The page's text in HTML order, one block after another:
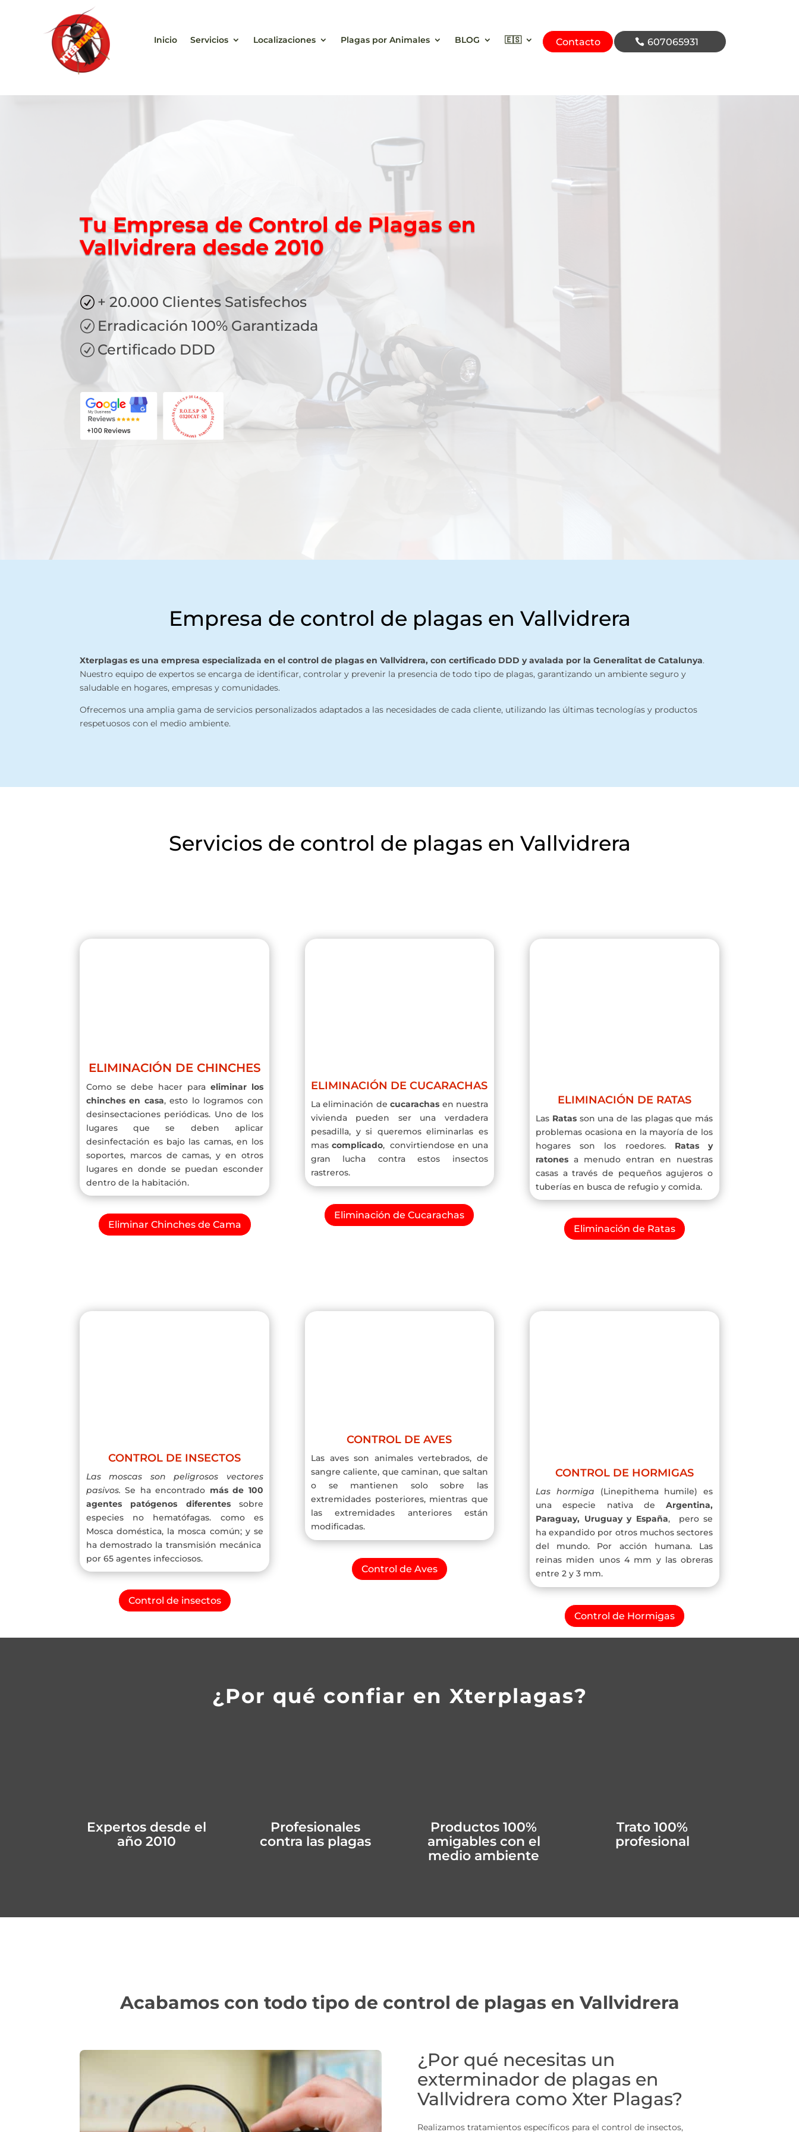
Inicio Servicios Localizaciones Plagas por Animales BLOG 🇪🇸 Contacto 607065931
Tu Empresade Control de Plagas en
Vallvidrera desde 2010
R + 20.000 Clientes Satisfechos
R Erradicación 100% Garantizada
R Certificado DDD
Empresa de control de plagas en Vallvidrera
Xterplagas es una empresa especializada en el control de plagas en Vallvidrera, con certificado DDD y avalada por la Generalitat de Catalunya.
Nuestro equipo de expertos se encarga de identificar, controlar y prevenir la presencia de todo tipo de plagas, garantizando un ambiente seguro y
saludable en hogares, empresas y comunidades.
Ofrecemos una amplia gama de servicios personalizados adaptados a las necesidades de cada cliente, utilizando las últimas tecnologías y productos
respetuosos con el medio ambiente.
Servicios de control de plagas en Vallvidrera
ELIMINACIÓN DE CHINCHES
Como se debe hacer para eliminar los
chinches en casa, esto lo logramos con
desinsectaciones periódicas. Uno de los
lugares que se deben aplicar
desinfectación es bajo las camas, en los
soportes, marcos de camas, y en otros
lugares en donde se puedan esconder
dentro de la habitación.
Eliminar Chinches de Cama
ELIMINACIÓN DE CUCARACHAS
La eliminación decucarachas en nuestra
vivienda pueden ser una verdadera
pesadilla, y si queremos eliminarlas es
mas complicado, convirtiendose en una
gran lucha contra estos insectos
rastreros.
Eliminación de Cucarachas
ELIMINACIÓN DE RATAS
Las Ratas son una de las plagas que más
problemas ocasiona en la mayoría de los
hogares son los roedores. Ratas y
ratones a menudo entran en nuestras
casas a través de pequeños agujeros o
tuberías en busca de refugio y comida.
Eliminación de Ratas
CONTROL DE INSECTOS
Las moscas son peligrosos vectores
pasivos. Se ha encontrado más de 100
agentes patógenos diferentessobre
especies no hematófagas. como es
Mosca doméstica, la mosca común; y se
ha demostrado la transmisión mecánica
por 65 agentes infecciosos.
Control de insectos
CONTROL DE AVES
Las aves son animales vertebrados, de
sangre caliente, que caminan, que saltan
o se mantienen solo sobre las
extremidades posteriores, mientras que
las extremidades anteriores están
modificadas.
Control de Aves
CONTROL DE HORMIGAS
Las hormiga (Linepithema humile) es
una especie nativa deArgentina,
Paraguay, Uruguay y España, pero se
ha expandido por otros muchos sectores
del mundo. Por acción humana. Las
reinas miden unos 4 mm y las obreras
entre 2 y 3 mm.
Control de Hormigas
¿Por qué confiar en Xterplagas?
Expertos desde el
año 2010
Profesionales
contra las plagas
Productos 100%
amigables con el
medio ambiente
Trato 100%
profesional
Acabamos con todo tipo de control de plagas en Vallvidrera
¿Por qué necesitas un
exterminador de plagas en
Vallvidrera como Xter Plagas?
Realizamos tratamientos específicos para el control de insectos,